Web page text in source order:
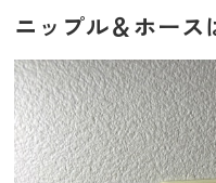
ニップル＆ホース